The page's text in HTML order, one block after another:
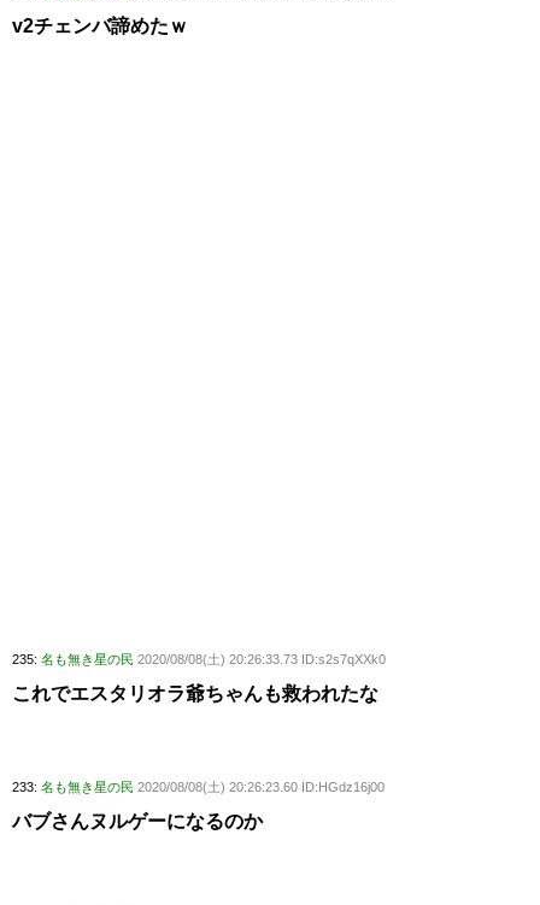
v2チェンバ諦めたｗ
235: 名も無き星の民 2020/08/08(土) 20:26:33.73 ID:s2s7qXXk0
これでエスタリオラ爺ちゃんも救われたな
233: 名も無き星の民 2020/08/08(土) 20:26:23.60 ID:HGdz16j00
バブさんヌルゲーになるのか